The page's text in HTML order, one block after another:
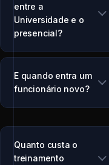
entre a
Universidade e o
presencial?
E quando entra um
funcionário novo?
Quanto custa o
treinamento